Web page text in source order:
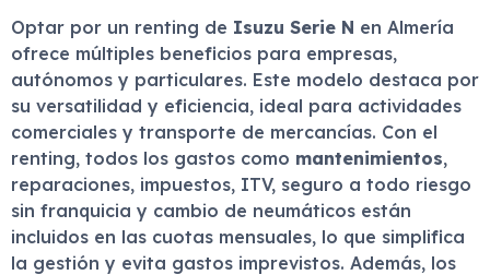
Optar por un renting de Isuzu Serie N en Almería
ofrece múltiples beneficios para empresas,
autónomos y particulares. Este modelo destaca por
su versatilidad y eficiencia, ideal para actividades
comerciales y transporte de mercancías. Con el
renting, todos los gastos como mantenimientos,
reparaciones, impuestos, ITV, seguro a todo riesgo
sin franquicia y cambio de neumáticos están
incluidos en las cuotas mensuales, lo que simplifica
la gestión y evita gastos imprevistos. Además, los